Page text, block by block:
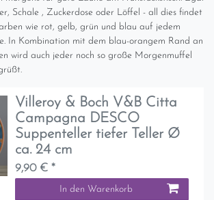
Schale , Zuckerdose oder Löffel - all dies findet
wie rot, gelb, grün und blau auf jedem
In Kombination mit dem blau-orangem Rand an
wird auch jeder noch so große Morgenmuffel
Villeroy & Boch V&B Citta
Campagna DESCO
Suppenteller tiefer Teller Ø
ca. 24 cm
9,90 € *
In den Warenkorb